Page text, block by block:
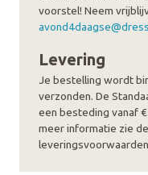
voorstel! Neem
Levering
Je bestelling wordt
verzonden. De
een besteding vanaf
meer informatie zie